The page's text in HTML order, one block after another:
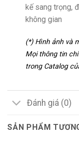
kế sang trọng,
không gian
(*) Hình ảnh và
Mọi thông tin
trong Catalog
Đánh giá (0)
SẢN PHẨM